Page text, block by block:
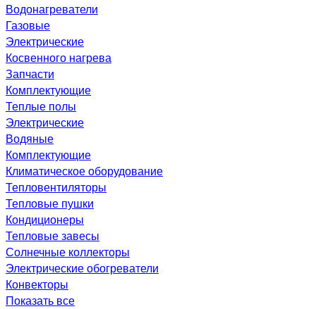
Водонагреватели
Газовые
Электрические
Косвенного нагрева
Запчасти
Комплектующие
Теплые полы
Электрические
Водяные
Комплектующие
Климатическое оборудование
Тепловентиляторы
Тепловые пушки
Кондиционеры
Тепловые завесы
Солнечные коллекторы
Электрические обогреватели
Конвекторы
Показать все